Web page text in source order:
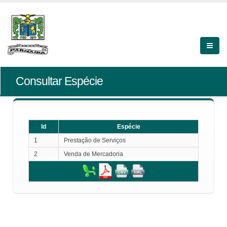
Consultar Espécie
Id
Espécie
1
Prestação de Serviços
2
Venda de Mercadoria